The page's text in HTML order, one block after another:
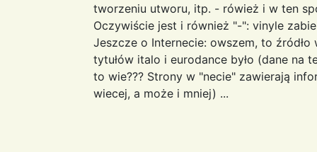
tworzeniu utworu, itp. - rówież i w ten
Oczywiście jest i również "-": vinyle
Jeszcze o Internecie: owszem, to
tytułów italo i eurodance było (dane na
to wie??? Strony w "necie" zawierają
wiecej, a może i mniej) ...